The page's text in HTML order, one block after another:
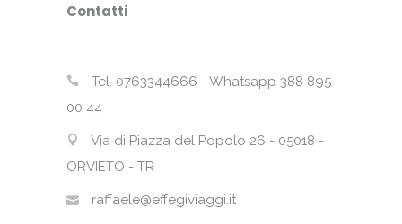
Contatti
Tel. 0763344666 - Whatsapp 388 895
00 44
Via di Piazza del Popolo 26 - 05018 -
ORVIETO - TR
raffaele@effegiviaggi.it